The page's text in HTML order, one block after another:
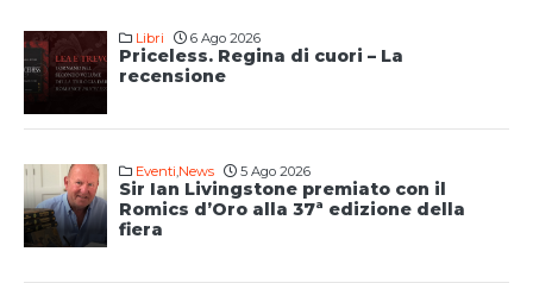
Libri 6 Ago 2026
Priceless. Regina di cuori – La
recensione
Eventi,News 5 Ago 2026
Sir Ian Livingstone premiato con il
Romics d’Oro alla 37ª edizione della
fiera